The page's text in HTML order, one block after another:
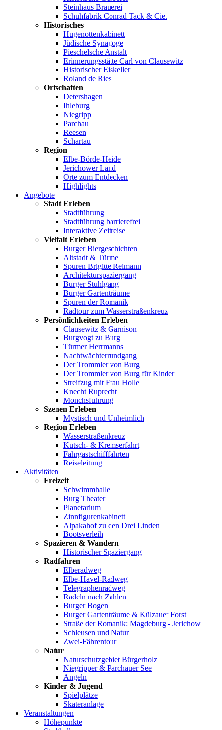
Steinhaus Brauerei
Schuhfabrik Conrad Tack & Cie.
Historisches
Hugenottenkabinett
Jüdische Synagoge
Pieschelsche Anstalt
Erinnerungsstätte Carl von Clausewitz
Historischer Eiskeller
Roland de Ries
Ortschaften
Detershagen
Ihleburg
Niegripp
Parchau
Reesen
Schartau
Region
Elbe-Börde-Heide
Jerichower Land
Orte zum Entdecken
Highlights
Angebote
Stadt Erleben
Stadtführung
Stadtführung barrierefrei
Interaktive Zeitreise
Vielfalt Erleben
Burger Biergeschichten
Altstadt & Türme
Spuren Brigitte Reimann
Architekturspaziergang
Burger Stuhlgang
Burger Gartenträume
Spuren der Romanik
Radtour zum Wasserstraßenkreuz
Persönlichkeiten Erleben
Clausewitz & Garnison
Burgvogt zu Burg
Türmer Herrmanns
Nachtwächterrundgang
Der Trommler von Burg
Der Trommler von Burg für Kinder
Streifzug mit Frau Holle
Knecht Ruprecht
Mönchsführung
Szenen Erleben
Mystisch und Unheimlich
Region Erleben
Wasserstraßenkreuz
Kutsch- & Kremserfahrt
Fahrgastschifffahrten
Reiseleitung
Aktivitäten
Freizeit
Schwimmhalle
Burg Theater
Planetarium
Zinnfigurenkabinett
Alpakahof zu den Drei Linden
Bootsverleih
Spazieren & Wandern
Historischer Spaziergang
Radfahren
Elberadweg
Elbe-Havel-Radweg
Telegraphenradweg
Radeln nach Zahlen
Burger Bogen
Burger Gartenträume & Külzauer Forst
Straße der Romanik: Magdeburg - Jerichow
Schleusen und Natur
Zwei-Fährentour
Natur
Naturschutzgebiet Bürgerholz
Niegripper & Parchauer See
Angeln
Kinder & Jugend
Spielplätze
Skateranlage
Veranstaltungen
Höhepunkte